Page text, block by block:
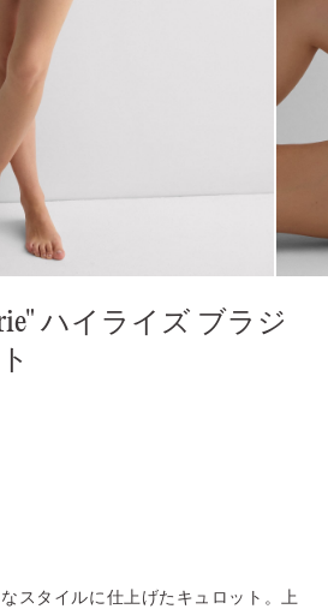
ハイライズ ブラジ
スタイルに仕上げたキュロット。上